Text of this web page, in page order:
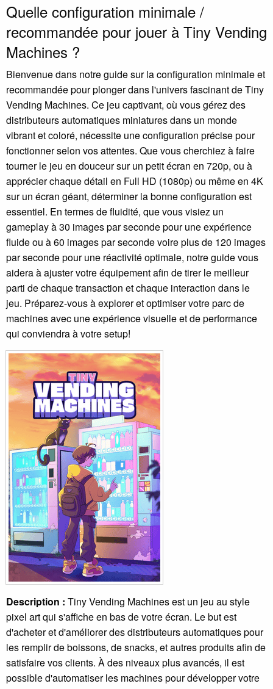
Quelle configuration minimale /
recommandée pour jouer à Tiny Vending
Machines ?
Bienvenue dans notre guide sur la configuration minimale et
recommandée pour plonger dans l'univers fascinant de Tiny
Vending Machines. Ce jeu captivant, où vous gérez des
distributeurs automatiques miniatures dans un monde
vibrant et coloré, nécessite une configuration précise pour
fonctionner selon vos attentes. Que vous cherchiez à faire
tourner le jeu en douceur sur un petit écran en 720p, ou à
apprécier chaque détail en Full HD (1080p) ou même en 4K
sur un écran géant, déterminer la bonne configuration est
essentiel. En termes de fluidité, que vous visiez un
gameplay à 30 images par seconde pour une expérience
fluide ou à 60 images par seconde voire plus de 120 images
par seconde pour une réactivité optimale, notre guide vous
aidera à ajuster votre équipement afin de tirer le meilleur
parti de chaque transaction et chaque interaction dans le
jeu. Préparez-vous à explorer et optimiser votre parc de
machines avec une expérience visuelle et de performance
qui conviendra à votre setup!
Description : Tiny Vending Machines est un jeu au style
pixel art qui s'affiche en bas de votre écran. Le but est
d'acheter et d'améliorer des distributeurs automatiques pour
les remplir de boissons, de snacks, et autres produits afin de
satisfaire vos clients. À des niveaux plus avancés, il est
possible d'automatiser les machines pour développer votre